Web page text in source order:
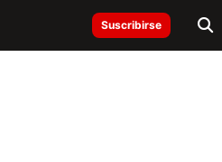
Suscribirse